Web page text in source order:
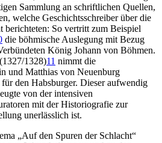
Sammlung an schriftlichen Quellen,
welche Geschichtsschreiber über die
berichteten: So vertritt zum Beispiel
die böhmische Auslegung mit Bezug
König Johann von Böhmen.
1328)11 nimmt die
und Matthias von Neuenburg
für den Habsburger. Dieser aufwendig
von der intensiven
mit der Historiografie zur
unerlässlich ist.
„Auf den Spuren der Schlacht“